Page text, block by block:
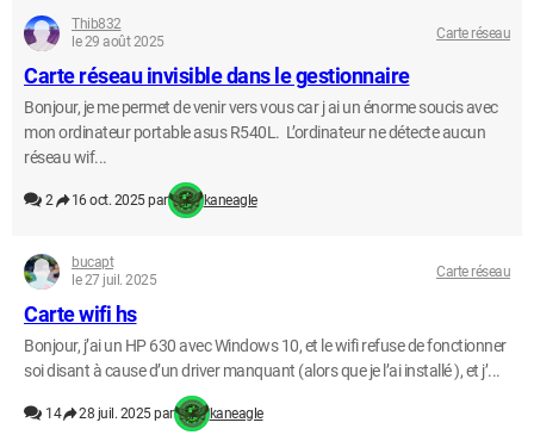
Thib832
le 29 août 2025
Carte réseau
Carte réseau invisible dans le gestionnaire
Bonjour, je me permet de venir vers vous car j ai un énorme soucis avec
mon ordinateur portable asus R540L. L’ordinateur ne détecte aucun
réseau wif...
2 16 oct. 2025 par kaneagle
bucapt
le 27 juil. 2025
Carte réseau
Carte wifi hs
Bonjour, j’ai un HP 630 avec Windows 10, et le wifi refuse de fonctionner
soi disant à cause d’un driver manquant (alors que je l’ai installé ), et j’...
14 28 juil. 2025 par kaneagle